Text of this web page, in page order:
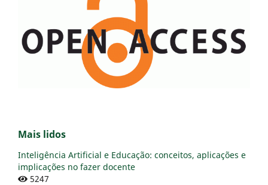
Mais lidos
Inteligência Artificial e Educação: conceitos, aplicações e
implicações no fazer docente
5247